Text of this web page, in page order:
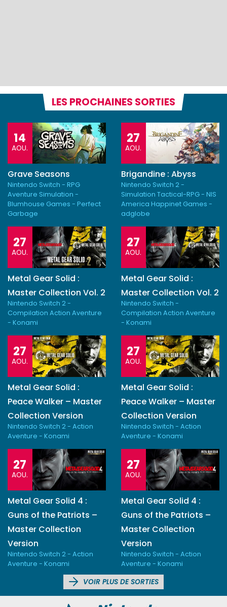
LES PROCHAINES SORTIES
14
AOU.
Grave Seasons
Nintendo Switch - RPG
Aventure Simulation -
Blumhouse Games - Perfect
Garbage
27
AOU.
Brigandine : Abyss
Nintendo Switch 2 -
Simulation Tactical-RPG - NIS
America Happinet Games -
adglobe
27
AOU.
Metal Gear Solid :
Master Collection Vol. 2
Nintendo Switch 2 -
Compilation Action Aventure
- Konami
27
AOU.
Metal Gear Solid :
Master Collection Vol. 2
Nintendo Switch -
Compilation Action Aventure
- Konami
27
AOU.
Metal Gear Solid :
Peace Walker – Master
Collection Version
Nintendo Switch 2 - Action
Aventure - Konami
27
AOU.
Metal Gear Solid :
Peace Walker – Master
Collection Version
Nintendo Switch - Action
Aventure - Konami
27
AOU.
Metal Gear Solid 4 :
Guns of the Patriots –
Master Collection
Version
Nintendo Switch 2 - Action
Aventure - Konami
27
AOU.
Metal Gear Solid 4 :
Guns of the Patriots –
Master Collection
Version
Nintendo Switch - Action
Aventure - Konami
VOIR PLUS DE SORTIES